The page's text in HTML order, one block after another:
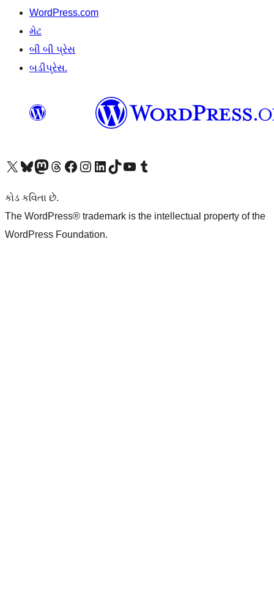
WordPress.com
મેટ
બી બી પ્રેસ
બડીપ્રેસ.
અમારા X (અગાઉ ટ્વિટર) એકાઉન્ટની મુલાકાત લોઅમારા Bluesky એકાઉન્ટની મુલાકાત લોઅમારા માસ્ટોડોન એકાઉન્ટની મુલાકાત લોઅમારા Threads એકાઉન્ટની મુલાકાત લો અમારા ફેસબુક પેજની મુલાકાત લોઅમારા ઇન્સ્ટાગ્રામ એકાઉન્ટની મુલાકાત લો અમારા LinkedIn એકાઉન્ટની મુલાકાત લોઅમારા TikTok એકાઉન્ટની મુલાકાત લોઅમારી YouTube ચેનલની મુલાકાત લો અમારા Tumblr એકાઉન્ટની મુલાકાત લો
કોડ કવિતા છે.
The WordPress® trademark is the intellectual property of the
WordPress Foundation.